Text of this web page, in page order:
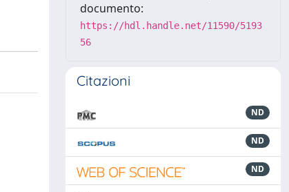
documento:
https://hdl.handle.net/11590/5193
56
Citazioni
ND
ND
ND